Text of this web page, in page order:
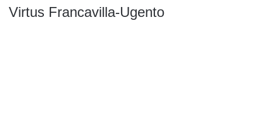
Virtus Francavilla-Ugento